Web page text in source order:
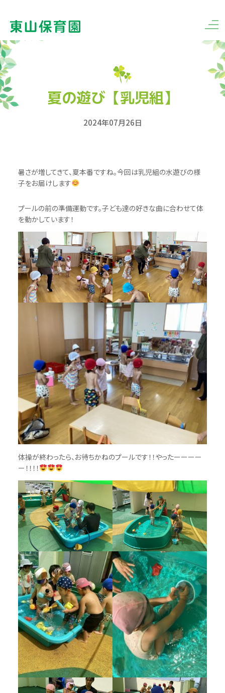
夏の遊び【乳児組】
2024年07月26日
暑さが増してきて、夏本番ですね。今回は乳児組の水遊びの様
子をお届けします
プールの前の準備運動です。子ども達の好きな曲に合わせて体
を動かしています！
体操が終わったら、お待ちかねのプールです！！やったーーーー
ー！！！！